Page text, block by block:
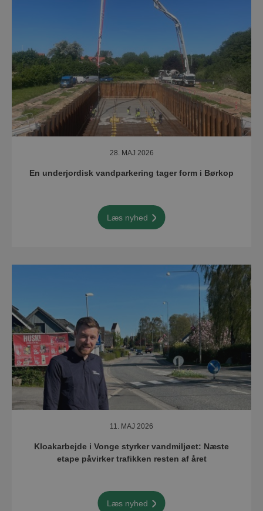
28. MAJ 2026
En underjordisk vandparkering tager form i Børkop
Læs nyhed
11. MAJ 2026
Kloakarbejde i Vonge styrker vandmiljøet: Næste
etape påvirker trafikken resten af året
Læs nyhed